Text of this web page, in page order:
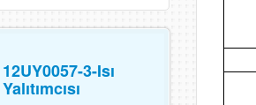
12UY0057-3-Isı
Yalıtımcısı